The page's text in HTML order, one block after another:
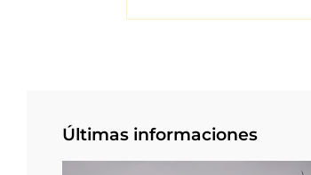
Últimas informaciones